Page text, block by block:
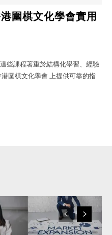
圍棋文化學會實用
些課程著重於結構化學習、經驗
圍棋文化學會 上提供可靠的指